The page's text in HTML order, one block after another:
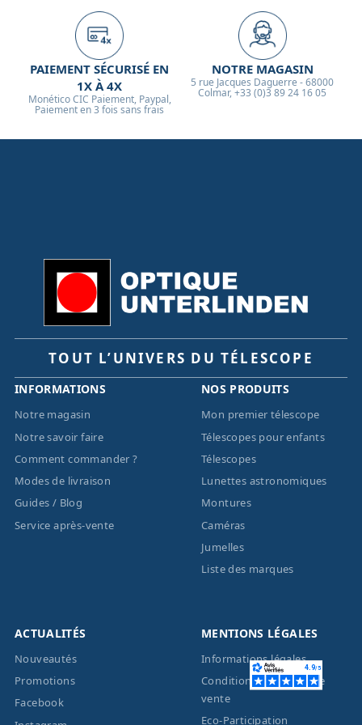
sans refaire la mise au point, ce qui facilite les sessions
d'acquisition multispectrales.
PAIEMENT SÉCURISÉ EN
1X À 4X
Monético CIC Paiement, Paypal,
Paiement en 3 fois sans frais
NOTRE MAGASIN
5 rue Jacques Daguerre - 68000
Colmar, +33 (0)3 89 24 16 05
TOUT L’UNIVERS DU TÉLESCOPE
INFORMATIONS
Notre magasin
Notre savoir faire
Comment commander ?
Modes de livraison
Guides / Blog
Service après-vente
NOS PRODUITS
Mon premier télescope
Télescopes pour enfants
Télescopes
Lunettes astronomiques
Montures
Caméras
Jumelles
Liste des marques
ACTUALITÉS
Nouveautés
Promotions
Facebook
MENTIONS LÉGALES
Informations légales
Conditions générales de
vente
Eco-Participation